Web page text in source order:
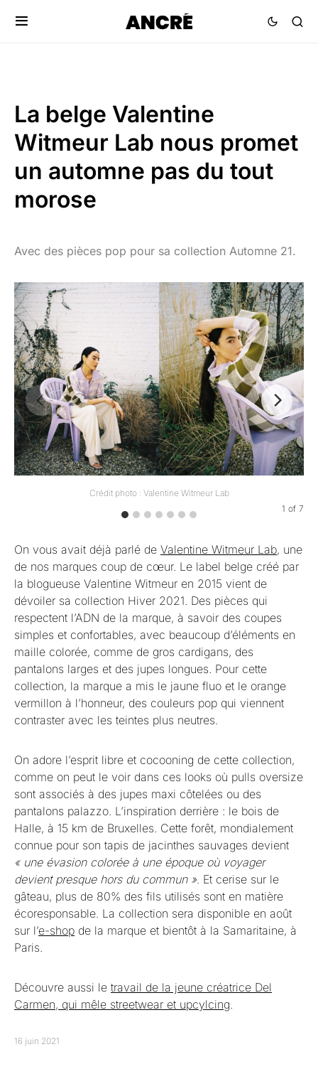
La belge Valentine
Witmeur Lab nous promet
un automne pas du tout
morose
Avec des pièces pop pour sa collection Automne 21.
Crédit photo : Valentine Witmeur Lab
1 of 7
On vous avait déjà parlé de Valentine Witmeur Lab, une
de nos marques coup de cœur. Le label belge créé par
la blogueuse Valentine Witmeur en 2015 vient de
dévoiler sa collection Hiver 2021. Des pièces qui
respectent l’ADN de la marque, à savoir des coupes
simples et confortables, avec beaucoup d’éléments en
maille colorée, comme de gros cardigans, des
pantalons larges et des jupes longues. Pour cette
collection, la marque a mis le jaune fluo et le orange
vermillon à l’honneur, des couleurs pop qui viennent
contraster avec les teintes plus neutres.
On adore l’esprit libre et cocooning de cette collection,
comme on peut le voir dans ces looks où pulls oversize
sont associés à des jupes maxi côtelées ou des
pantalons palazzo. L’inspiration derrière : le bois de
Halle, à 15 km de Bruxelles. Cette forêt, mondialement
connue pour son tapis de jacinthes sauvages devient
« une évasion colorée à une époque où voyager
devient presque hors du commun ». Et cerise sur le
gâteau, plus de 80% des fils utilisés sont en matière
écoresponsable. La collection sera disponible en août
sur l’e-shop de la marque et bientôt à la Samaritaine, à
Paris.
Découvre aussi le travail de la jeune créatrice Del
Carmen, qui mêle streetwear et upcylcing.
16 juin 2021